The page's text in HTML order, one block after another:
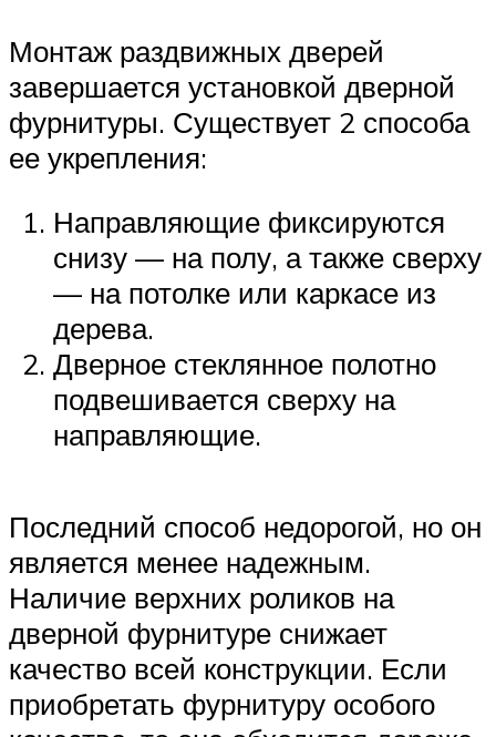
Монтаж раздвижных дверей
завершается установкой дверной
фурнитуры. Существует 2 способа
ее укрепления:
Направляющие фиксируются
снизу — на полу, а также сверху
— на потолке или каркасе из
дерева.
Дверное стеклянное полотно
подвешивается сверху на
направляющие.
Последний способ недорогой, но он
является менее надежным.
Наличие верхних роликов на
дверной фурнитуре снижает
качество всей конструкции. Если
приобретать фурнитуру особого